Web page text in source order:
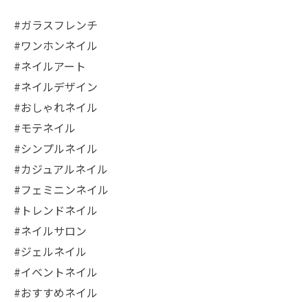
#ガラスフレンチ
#ワンホンネイル
#ネイルアート
#ネイルデザイン
#おしゃれネイル
#モテネイル
#シンプルネイル
#カジュアルネイル
#フェミニンネイル
#トレンドネイル
#ネイルサロン
#ジェルネイル
#イベントネイル
#おすすめネイル